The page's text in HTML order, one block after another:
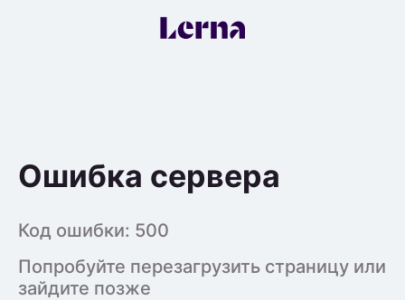
Ошибка сервера
Код ошибки: 500
Попробуйте перезагрузить страницу или
зайдите позже